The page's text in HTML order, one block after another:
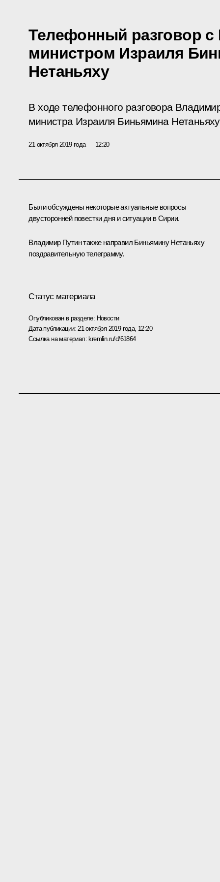
Телефонный разговор
министром Израиля
Нетаньяху
В ходе телефонного разговора
министра Израиля Биньямина
21 октября 2019 года 12:20
Были обсуждены некоторые актуальные вопросы
двусторонней повестки дня и ситуации в Сирии.
Владимир Путин также направил Биньямину Нетаньяху
поздравительнуютелеграмму.
Статус материала
Опубликован в разделе: Новости
Дата публикации: 21 октября 2019 года, 12:20
Ссылка на материал: kremlin.ru/d/61864